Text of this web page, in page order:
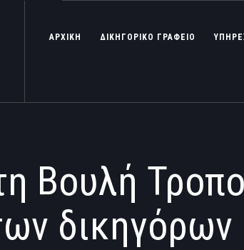
ΑΡΧΙΚΗ ΔΙΚΗΓΟΡΙΚΟ ΓΡΑΦΕΙΟ
Βουλή
δικηγόρων